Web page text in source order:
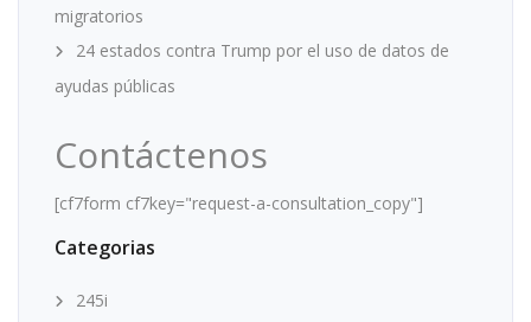
migratorios
24 estados contra Trump por el uso de datos de
ayudas públicas
Contáctenos
[cf7form cf7key="request-a-consultation_copy"]
Categorias
245i